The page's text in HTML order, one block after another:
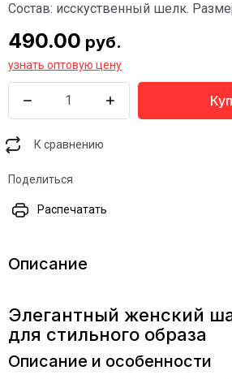
Состав: исскуственный шелк.
490.00 руб.
узнать оптовую цену
К сравнению
Поделиться
Распечатать
Описание
Элегантный женский
для стильного образа
Описание и особенности